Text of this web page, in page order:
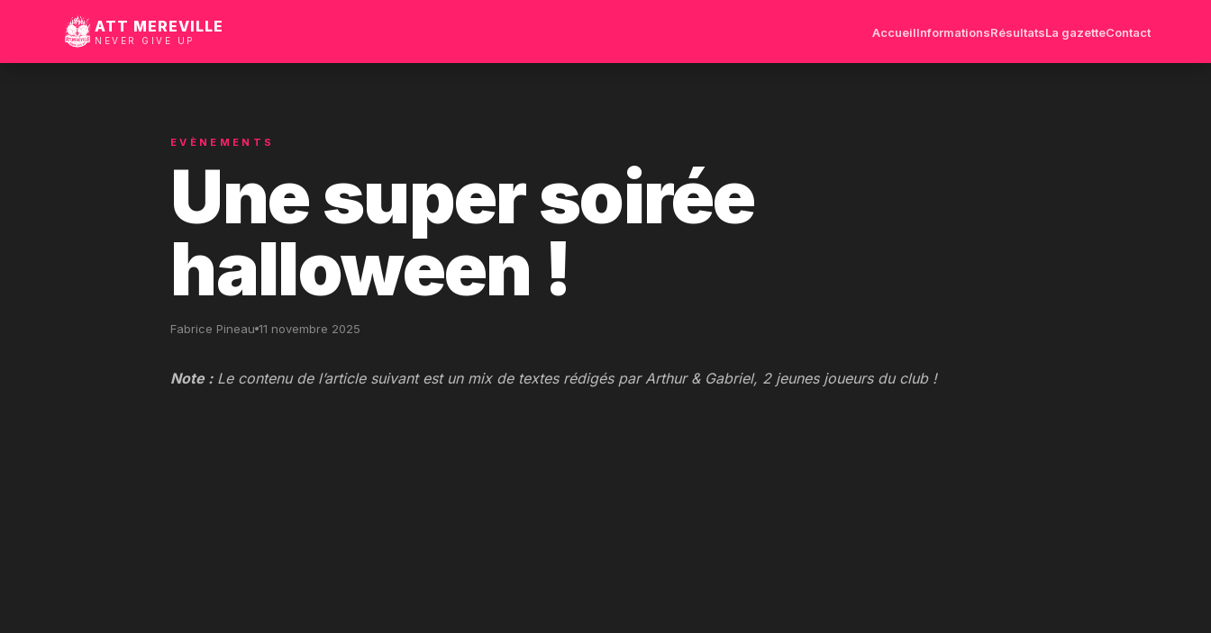
ATT MEREVILLE
NEVER GIVE UP
AccueilInformationsRésultatsLa gazetteContact
EVÈNEMENTS
Une super soirée
halloween !
Fabrice Pineau 11 novembre 2025
Note :Le contenu de l’article suivant est un mix de textes rédigés par Arthur & Gabriel, 2 jeunes joueurs du club !